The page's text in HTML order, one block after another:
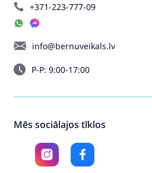
+371-223-777-09
info@bernuveikals.lv
P-P: 9:00-17:00
Mēs sociālajos tīklos